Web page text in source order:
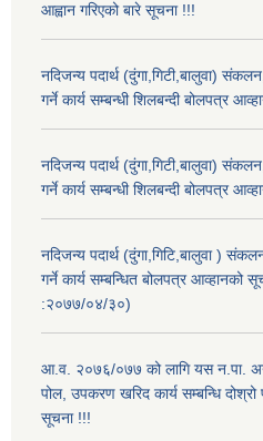
आह्वान गरिएको बारे सूचना !!!
नदिजन्य पदार्थ (दुंगा,गिटी,बालुवा)
गर्ने कार्य सम्बन्धी शिलबन्दी बोलपत्र
नदिजन्य पदार्थ (दुंगा,गिटी,बालुवा)
गर्ने कार्य सम्बन्धी शिलबन्दी बोलपत्र
नदिजन्य पदार्थ (दुंगा,गिटि,बालुवा )
गर्ने कार्य सम्बन्धित बोलपत्र आव्हानको
:२०७७/०४/३०)
आ.व. २०७६/०७७ को लागि यस न.पा.
पोल, उपकरण खरिद कार्य सम्बन्धि
सूचना !!!